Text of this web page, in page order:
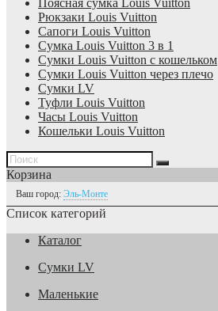
Поясная сумка Louis Vuitton
Рюкзаки Louis Vuitton
Сапоги Louis Vuitton
Сумка Louis Vuitton 3 в 1
Сумки Louis Vuitton с кошельком
Сумки Louis Vuitton через плечо
Сумки LV
Туфли Louis Vuitton
Часы Louis Vuitton
Кошельки Louis Vuitton
Корзина
Ваш город: Эль-Монте
Список категорий
Каталог
Сумки LV
Маленькие